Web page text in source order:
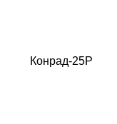
Конрад-25Р